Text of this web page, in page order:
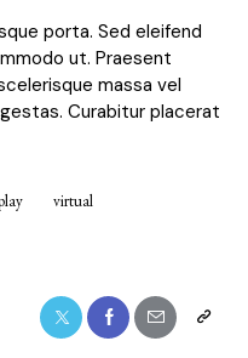
porta. Sed eleifend
ut. Praesent
massa vel
Curabitur placerat
virtual